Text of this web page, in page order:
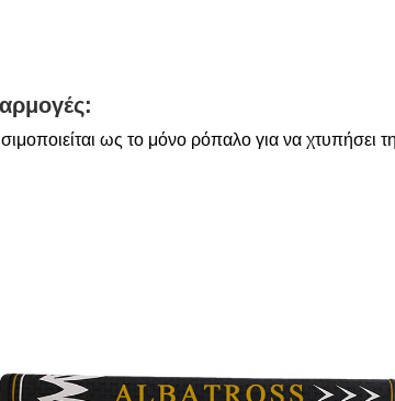
ως το μόνο ρόπαλο για να